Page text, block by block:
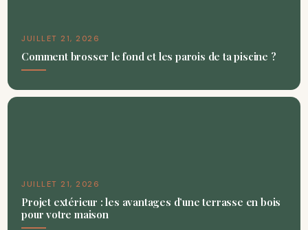
JUILLET 21, 2026
Comment brosser le fond et les parois de ta piscine ?
JUILLET 21, 2026
Projet extérieur : les avantages d’une terrasse en bois
pour votre maison